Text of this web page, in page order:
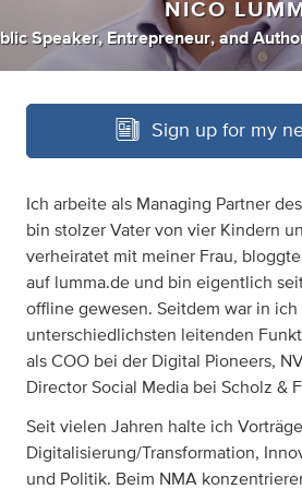
NICO
Speaker, Entrepreneur, and
Sign up for my
Ich arbeite als Managing Partner des
bin stolzer Vater von vier Kindern
verheiratet mit meiner Frau,
auf lumma.de und bin eigentlich
offline gewesen. Seitdem war in ich
unterschiedlichsten leitenden
als COO bei der Digital Pioneers,
Director Social Media bei Scholz &
Seit vielen Jahren halte ich
Digitalisierung/Transformation,
und Politik. Beim NMA